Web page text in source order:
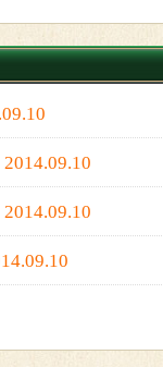
2014.09.10
2014.09.10